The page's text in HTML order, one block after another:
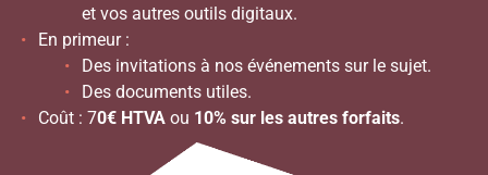
et vos autres outils digitaux.
En primeur :
Des invitations à nos événements sur le sujet.
Des documents utiles.
Coût : 70€ HTVA ou 10% sur les autres forfaits.